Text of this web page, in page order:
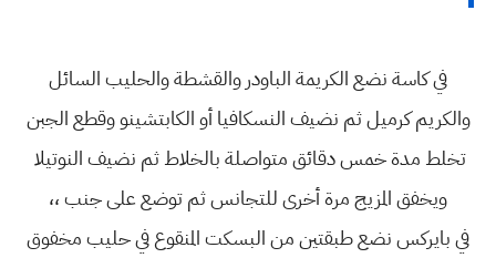
في كاسة نضع الكريمة الباودر والقشطة والحليب السائل
والكريم كرميل ثم نضيف النسكافيا أو الكابتشينو وقطع الجبن
تخلط مدة خمس دقائق متواصلة بالخلاط ثم نضيف النوتيلا
ويخفق المزيج مرة أخرى للتجانس ثم توضع على جنب ،،
في بايركس نضع طبقتين من البسكت المنقوع في حليب مخفوق